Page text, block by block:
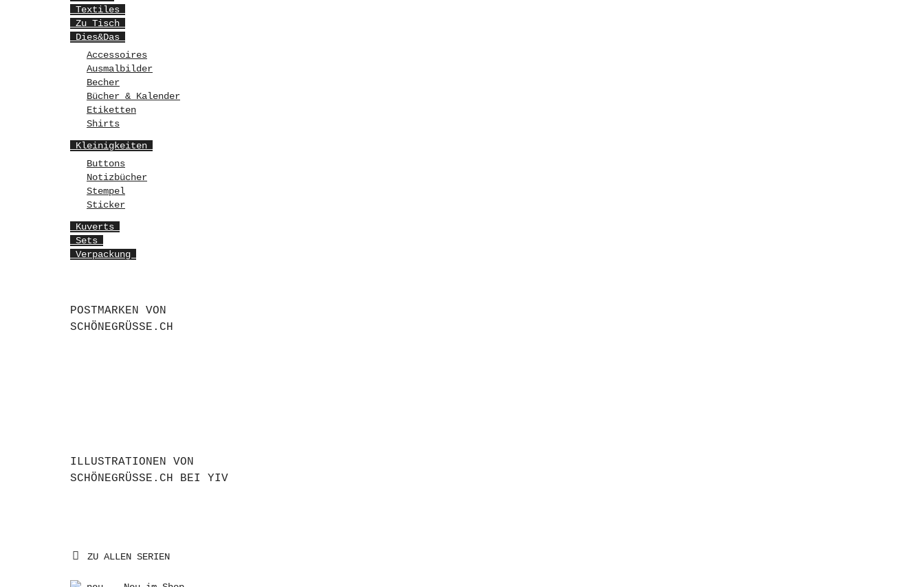
Textiles
Zu Tisch
Dies&Das
Accessoires
Ausmalbilder
Becher
Bücher & Kalender
Etiketten
Shirts
Kleinigkeiten
Buttons
Notizbücher
Stempel
Sticker
Kuverts
Sets
Verpackung
POSTMARKEN VON
SCHÖNEGRÜSSE.CH
ILLUSTRATIONEN VON
SCHÖNEGRÜSSE.CH BEI YIV
ZU ALLEN SERIEN